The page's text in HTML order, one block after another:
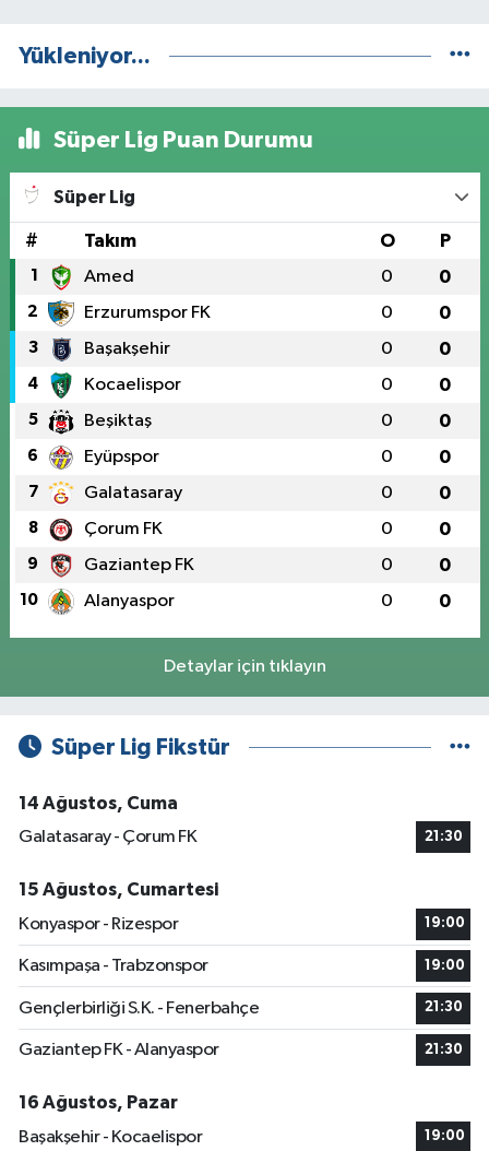
Yükleniyor...
Süper Lig Puan Durumu
Süper Lig
# Takım O P
1 Amed 0 0
2 Erzurumspor FK 0 0
3 Başakşehir 0 0
4 Kocaelispor 0 0
5 Beşiktaş 0 0
6 Eyüpspor 0 0
7 Galatasaray 0 0
8 Çorum FK 0 0
9 Gaziantep FK 0 0
10 Alanyaspor 0 0
Detaylar için tıklayın
Süper Lig Fikstür
14 Ağustos, Cuma
Galatasaray - Çorum FK
21:30
15 Ağustos, Cumartesi
Konyaspor - Rizespor
19:00
Kasımpaşa - Trabzonspor 19:00
Gençlerbirliği S.K. - Fenerbahçe 21:30
Gaziantep FK - Alanyaspor 21:30
16 Ağustos, Pazar
Başakşehir - Kocaelispor
19:00